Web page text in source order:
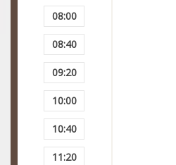
Transtorno Obsesivo
Transtornos de
Insônia
Transtorno Da
08:00
08:40
09:20
10:00
10:40
11:20